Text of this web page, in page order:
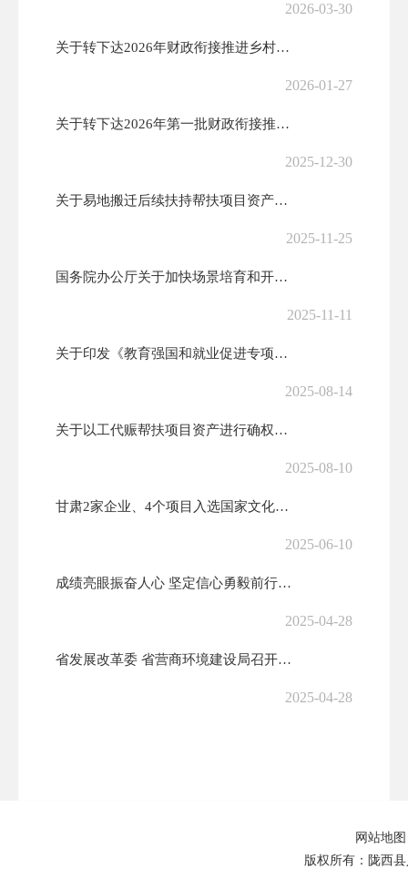
2026-03-30
关于转下达2026年财政衔接推进乡村振兴补助资金以工代赈任务计划的通...
2026-01-27
关于转下达2026年第一批财政衔接推进乡村振兴补助资金的通知
2025-12-30
关于易地搬迁后续扶持帮扶项目资产进行确权登记的公告
2025-11-25
国务院办公厅关于加快场景培育和开放推动新场景大规模应用的实施意见
2025-11-11
关于印发《教育强国和就业促进专项企业实训基地领域中央预算内投资专项管...
2025-08-14
关于以工代赈帮扶项目资产进行确权登记的公告
2025-08-10
甘肃2家企业、4个项目入选国家文化出口重点企业和项目
2025-06-10
成绩亮眼振奋人心 坚定信心勇毅前行——全省经济运行调度会议侧记
2025-04-28
省发展改革委 省营商环境建设局召开民营企业座谈暨民间投资项目推介会
2025-04-28
2025-02-28
网站地图
版权所有：陇西